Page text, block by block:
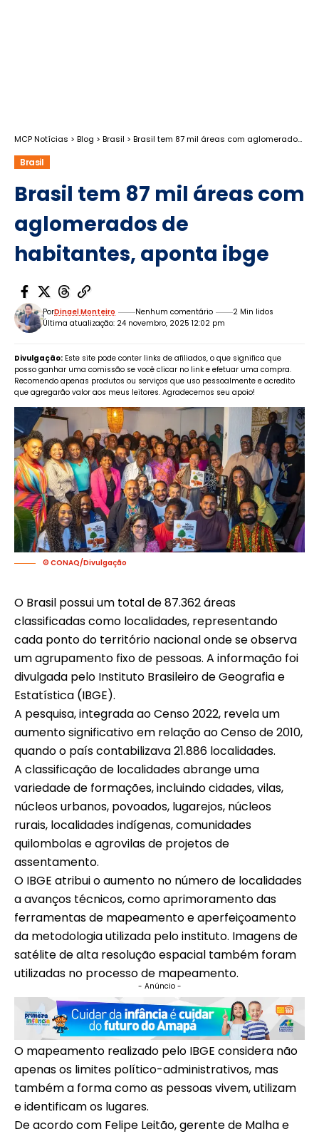
MCP Notícias > Blog > Brasil > Brasil tem 87 mil áreas com aglomerados de habitantes, aponta ibge
Brasil
Brasil tem 87 mil áreas com
aglomerados de
habitantes, aponta ibge
Última atualização: 24 novembro, 2025 12:02 pm
PorDinael Monteiro Nenhum comentário 2 Min lidos
Divulgação: Este site pode conter links de afiliados, o que significa que
posso ganhar uma comissão se você clicar no link e efetuar uma compra.
Recomendo apenas produtos ou serviços que uso pessoalmente e acredito
que agregarão valor aos meus leitores. Agradecemos seu apoio!
© CONAQ/Divulgação
O Brasil possui um total de 87.362 áreas
classificadas como localidades, representando
cada ponto do território nacional onde se observa
um agrupamento fixo de pessoas. A informação foi
divulgada pelo Instituto Brasileiro de Geografia e
Estatística (IBGE).
A pesquisa, integrada ao Censo 2022, revela um
aumento significativo em relação ao Censo de 2010,
quando o país contabilizava 21.886 localidades.
A classificação de localidades abrange uma
variedade de formações, incluindo cidades, vilas,
núcleos urbanos, povoados, lugarejos, núcleos
rurais, localidades indígenas, comunidades
quilombolas e agrovilas de projetos de
assentamento.
O IBGE atribui o aumento no número de localidades
a avanços técnicos, como aprimoramento das
ferramentas de mapeamento e aperfeiçoamento
da metodologia utilizada pelo instituto. Imagens de
satélite de alta resolução espacial também foram
utilizadas no processo de mapeamento.
- Anúncio -
O mapeamento realizado pelo IBGE considera não
apenas os limites político-administrativos, mas
também a forma como as pessoas vivem, utilizam
e identificam os lugares.
De acordo com Felipe Leitão, gerente de Malha e